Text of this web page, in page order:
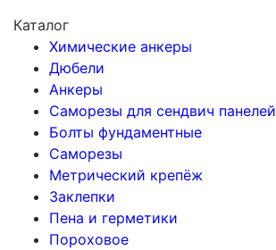
Каталог
Химические анкеры
Дюбели
Анкеры
Саморезы для сендвич панелей
Болты фундаментные
Саморезы
Метрический крепёж
Заклепки
Пена и герметики
Пороховое